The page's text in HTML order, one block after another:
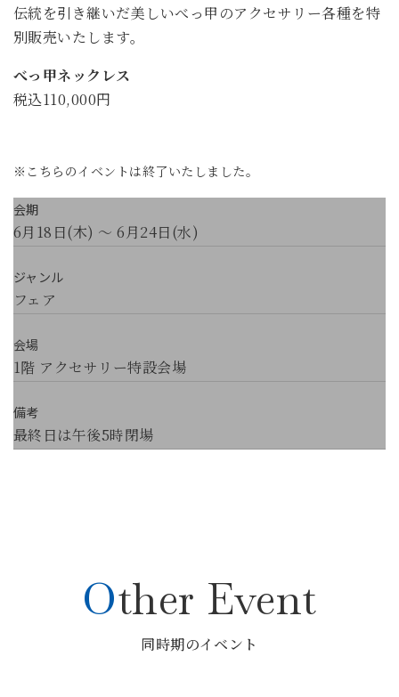
伝統を引き継いだ美しいべっ甲のアクセサリー各種を特
別販売いたします。
べっ甲ネックレス
税込110,000円
※こちらのイベントは終了いたしました。
会期
6月18日(木) ～ 6月24日(水)
ジャンル
フェア
会場
1階 アクセサリー特設会場
備考
最終日は午後5時閉場
Other Event
同時期のイベント